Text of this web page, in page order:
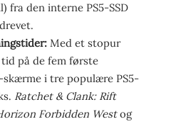
fra den interne PS5-SSD
Med et stopur
på de fem første
i tre populære PS5-
Ratchet & Clank: Rift
Forbidden Westog